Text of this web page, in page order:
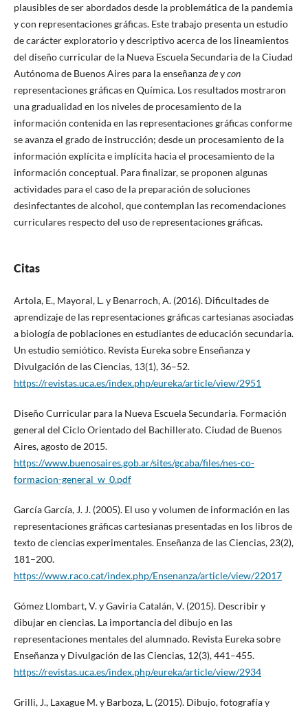
plausibles de ser abordados desde la problemática de la pandemia
y con representaciones gráficas. Este trabajo presenta un estudio
de carácter exploratorio y descriptivo acerca de los lineamientos
del diseño curricular de la Nueva Escuela Secundaria de la Ciudad
Autónoma de Buenos Aires para la enseñanzadeycon
representaciones gráficas en Química. Los resultados mostraron
una gradualidad en los niveles de procesamiento de la
información contenida en las representaciones gráficas conforme
se avanza el grado de instrucción; desde un procesamiento de la
información explícita e implícita hacia el procesamiento de la
información conceptual. Para finalizar, se proponen algunas
actividades para el caso de la preparación de soluciones
desinfectantes de alcohol, que contemplan las recomendaciones
curriculares respecto del uso de representaciones gráficas.
Citas
Artola, E., Mayoral, L. y Benarroch, A. (2016). Dificultades de
aprendizaje de las representaciones gráficas cartesianas asociadas
a biología de poblaciones en estudiantes de educación secundaria.
Un estudio semiótico. Revista Eureka sobre Enseñanza y
Divulgación de las Ciencias, 13(1), 36–52.
https://revistas.uca.es/index.php/eureka/article/view/2951
Diseño Curricular para la Nueva Escuela Secundaria. Formación
general del Ciclo Orientado del Bachillerato. Ciudad de Buenos
Aires, agosto de 2015.
https://www.buenosaires.gob.ar/sites/gcaba/files/nes-co-
formacion-general_w_0.pdf
García García, J. J. (2005). El uso y volumen de información en las
representaciones gráficas cartesianas presentadas en los libros de
texto de ciencias experimentales. Enseñanza de las Ciencias, 23(2),
181–200.
https://www.raco.cat/index.php/Ensenanza/article/view/22017
Gómez Llombart, V. y Gaviria Catalán, V. (2015). Describir y
dibujar en ciencias. La importancia del dibujo en las
representaciones mentales del alumnado. Revista Eureka sobre
Enseñanza y Divulgación de las Ciencias, 12(3), 441–455.
https://revistas.uca.es/index.php/eureka/article/view/2934
Grilli, J., Laxague M. y Barboza, L. (2015). Dibujo, fotografía y